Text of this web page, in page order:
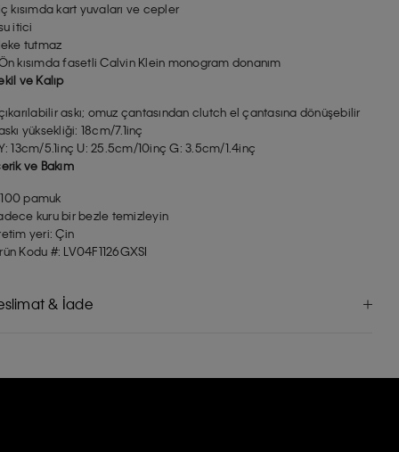
kısımda kart yuvaları ve cepler
itici
tutmaz
kısımda fasetli Calvin Klein monogram donanım
ve Kalıp
askı; omuz çantasından clutch el çantasına dönüşebilir
yüksekliği: 18cm/7.1inç
13cm/5.1inç U: 25.5cm/10inç G: 3.5cm/1.4inç
ve Bakım
pamuk
kuru bir bezle temizleyin
yeri: Çin
Kodu #: LV04F1126GXSI
& İade